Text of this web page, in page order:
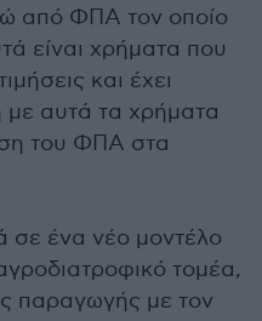
από ΦΠΑ τον οποίο
είναι χρήματα που
και έχει
αυτά τα χρήματα
του ΦΠΑ στα
σε ένα νέο μοντέλο
τομέα,
παραγωγής με τον